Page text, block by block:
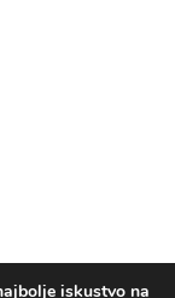
iskustvo na